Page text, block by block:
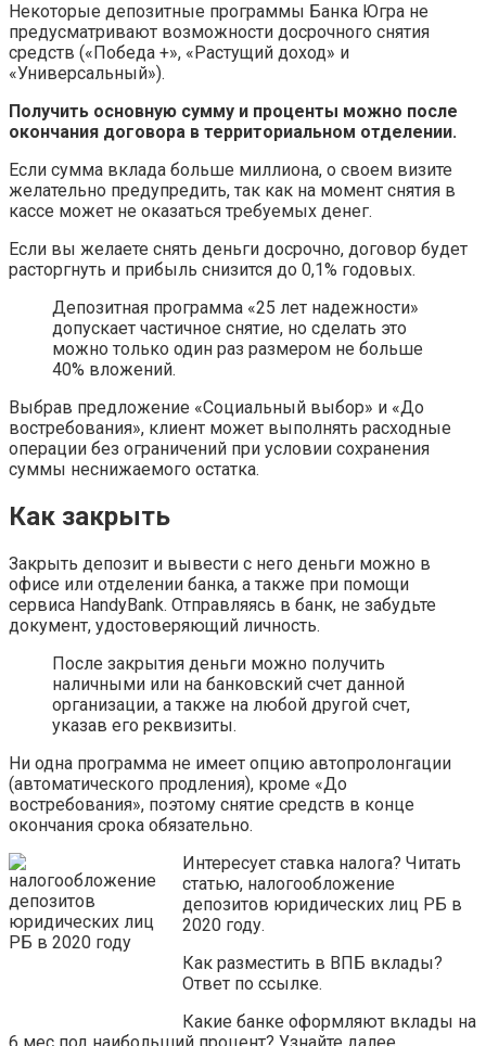
Некоторые депозитные программы Банка Югра не
предусматривают возможности досрочного снятия
средств («Победа +», «Растущий доход» и
«Универсальный»).
Получить основную сумму и проценты можно после
окончания договора в территориальном отделении.
Если сумма вклада больше миллиона, о своем визите
желательно предупредить, так как на момент снятия в
кассе может не оказаться требуемых денег.
Если вы желаете снять деньги досрочно, договор будет
расторгнуть и прибыль снизится до 0,1% годовых.
Депозитная программа «25 лет надежности»
допускает частичное снятие, но сделать это
можно только один раз размером не больше
40% вложений.
Выбрав предложение «Социальный выбор» и «До
востребования», клиент может выполнять расходные
операции без ограничений при условии сохранения
суммы неснижаемого остатка.
Как закрыть
Закрыть депозит и вывести с него деньги можно в
офисе или отделении банка, а также при помощи
сервиса HandyBank. Отправляясь в банк, не забудьте
документ, удостоверяющий личность.
После закрытия деньги можно получить
наличными или на банковский счет данной
организации, а также на любой другой счет,
указав его реквизиты.
Ни одна программа не имеет опцию автопролонгации
(автоматического продления), кроме «До
востребования», поэтому снятие средств в конце
окончания срока обязательно.
Интересует ставка налога? Читать
статью, налогообложение
депозитов юридических лиц РБ в
2020 году.
Как разместить в ВПБ вклады?
Ответ по ссылке.
Какие банке оформляют вклады на